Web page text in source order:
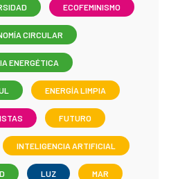
ECOFEMINISMO
CIRCULAR
ENERGÉTICA
ENERGÍA LIMPIA
FUTURO
INTELIGENCIA ARTIFICIAL
LUZ MAR